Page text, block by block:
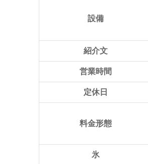
設備
紹介文
営業時間
定休日
料金形態
氷